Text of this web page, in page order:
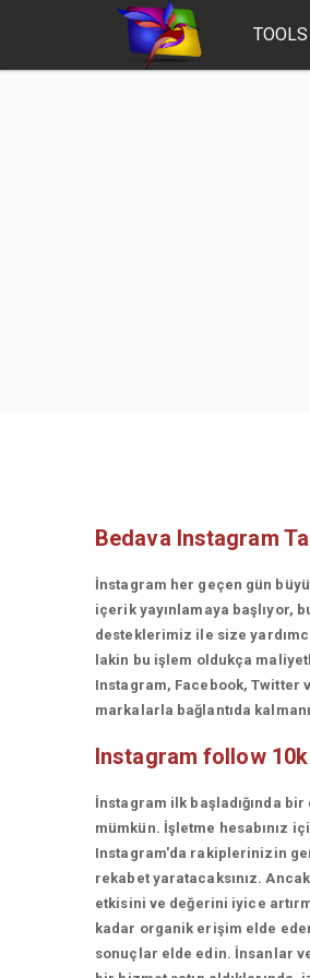
TOOLS
Bedava Instagram
İnstagram her geçen gün
içerik yayınlamaya başlıyor,
desteklerimiz ile size
lakin bu işlem oldukça
Instagram, Facebook, Twitter
markalarla bağlantıda
Instagram follow 10k
İnstagram ilk başladığında
mümkün. İşletme hesabınız
Instagram'da rakiplerinizin
rekabet yaratacaksınız.
etkisini ve değerini iyice
kadar organik erişim elde
sonuçlar elde edin. İnsanlar